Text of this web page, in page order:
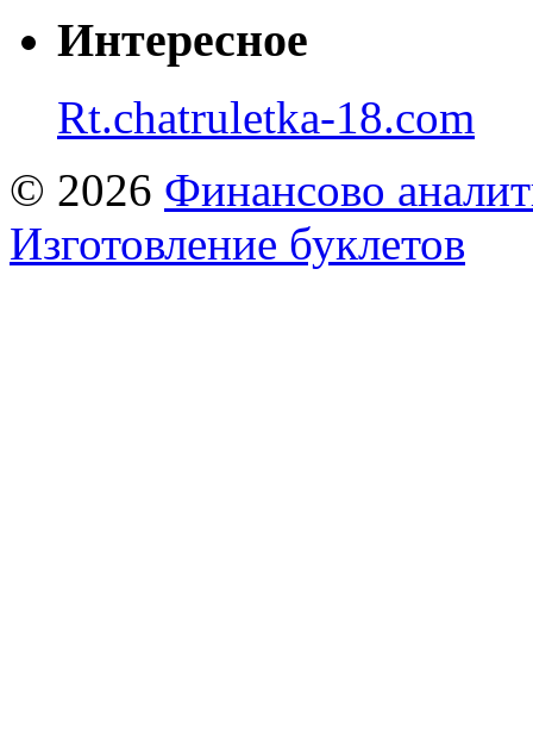
Интересное
Rt.chatruletka-18.com
© 2026 Финансово
Изготовление буклетов